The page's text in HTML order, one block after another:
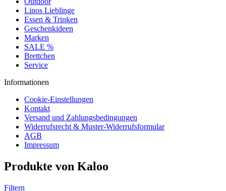
Linos Lieblinge
Essen & Trinken
Geschenkideen
Marken
SALE %
Brettchen
Service
Informationen
Cookie-Einstellungen
Kontakt
Versand und Zahlungsbedingungen
Widerrufsrecht & Muster-Widerrufsformular
AGB
Impressum
Produkte von Kaloo
Filtern